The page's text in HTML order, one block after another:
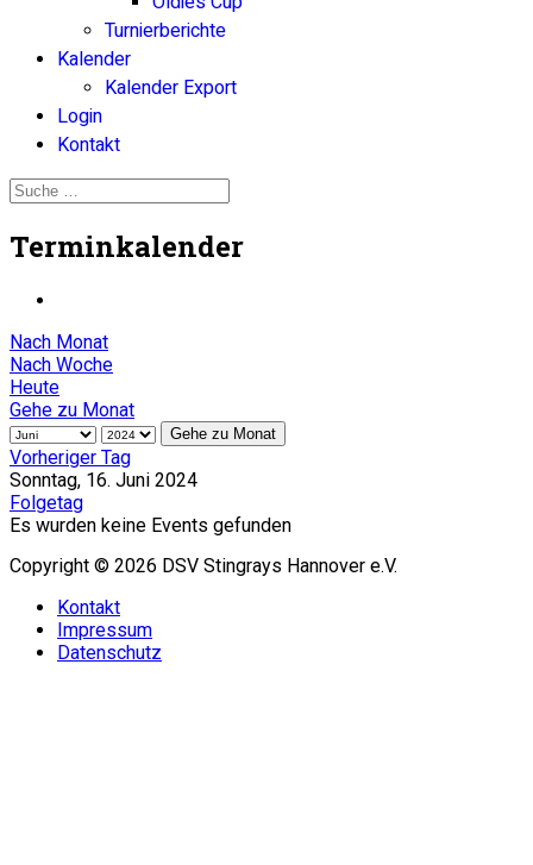
Turnierberichte
Kalender
Kalender Export
Login
Kontakt
Terminkalender
Nach Monat
Nach Woche
Heute
Gehe zu Monat
Gehe zu Monat
Vorheriger Tag
Sonntag, 16. Juni 2024
Folgetag
Es wurden keine Events gefunden
Copyright © 2026 DSV Stingrays Hannover e.V.
Kontakt
Impressum
Datenschutz